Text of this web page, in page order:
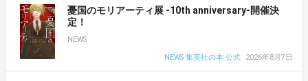
憂国のモリアーティ展 -10th anniversary-開催決
定！
NEWS
NEWS 集英社の本 公式
2026年8月7日